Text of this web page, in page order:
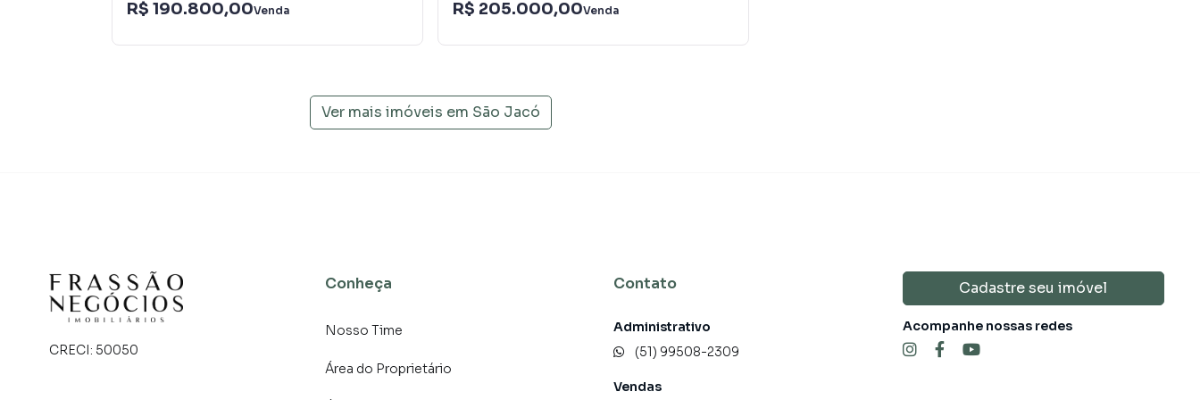
específicas para Sapiranga, o que aumenta muito o número de contatos interessados e tendo como
um time de programadores, corretores treinados e uma central de atendimento preparada para
R$ 190.800,00Venda R$ 205.000,00Venda
Ver mais imóveis em São Jacó
CRECI: 50050
Conheça
Nosso Time
Área do Proprietário
Contato
Administrativo
(51) 99508-2309
Vendas
Cadastre seu imóvel
Acompanhe nossas redes